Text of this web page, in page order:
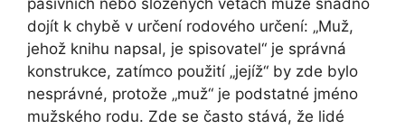
pasivních nebo složených větách může snadno
dojít k chybě v určení rodového určení: „Muž,
jehož knihu napsal, je spisovatel“ je správná
konstrukce, zatímco použití „jejíž“ by zde bylo
nesprávné, protože „muž“ je podstatné jméno
mužského rodu. Zde se často stává, že lidé